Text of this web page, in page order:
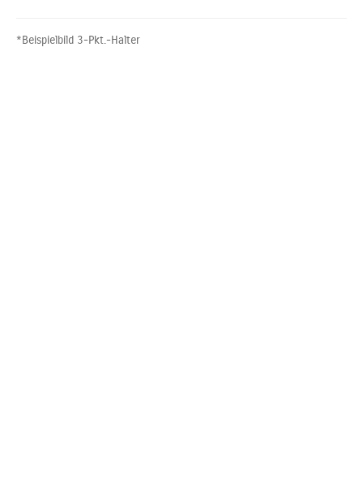
*Beispielbild 3-Pkt.-Halter